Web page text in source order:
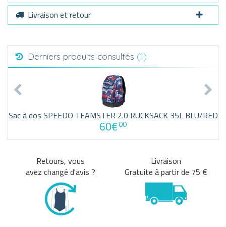
Livraison et retour
Derniers produits consultés (1)
Sac à dos SPEEDO TEAMSTER 2.0 RUCKSACK 35L BLU/RED
60€00
Retours, vous
avez changé d'avis ?
Livraison
Gratuite à partir de 75 €